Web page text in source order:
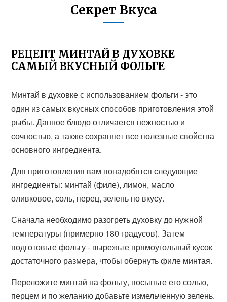
Секрет Вкуса
РЕЦЕПТ МИНТАЙ В ДУХОВКЕ
САМЫЙ ВКУСНЫЙ ФОЛЬГЕ
Минтай в духовке с использованием фольги - это
один из самых вкусных способов приготовления этой
рыбы. Данное блюдо отличается нежностью и
сочностью, а также сохраняет все полезные свойства
основного ингредиента.
Для приготовления вам понадобятся следующие
ингредиенты: минтай (филе), лимон, масло
оливковое, соль, перец, зелень по вкусу.
Сначала необходимо разогреть духовку до нужной
температуры (примерно 180 градусов). Затем
подготовьте фольгу - вырежьте прямоугольный кусок
достаточного размера, чтобы обернуть филе минтая.
Переложите минтай на фольгу, посыпьте его солью,
перцем и по желанию добавьте измельченную зелень.